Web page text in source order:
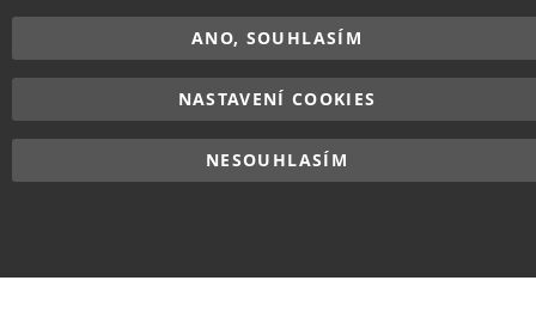
ANO, SOUHLASÍM
NASTAVENÍ COOKIES
NESOUHLASÍM